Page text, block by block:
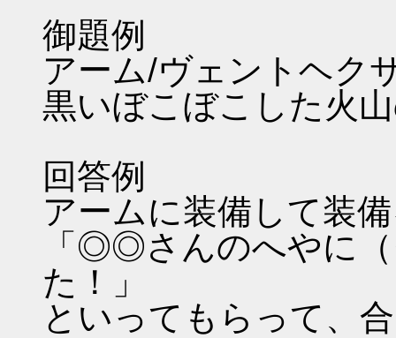
御題例
アーム/ヴェントヘク
黒いぼこぼこした火
回答例
アームに装備して装
「◎◎さんのへやに
た！」
といってもらって、